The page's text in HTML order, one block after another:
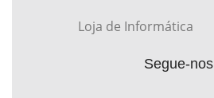
Loja de Informática
Segue-nos